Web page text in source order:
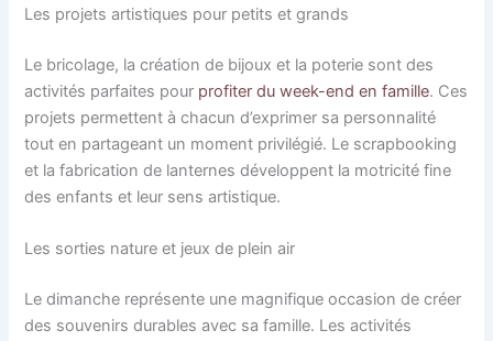
Les projets artistiques pour petits et grands
Le bricolage, la création de bijoux et la poterie sont des
activités parfaites pour profiter du week-end en famille. Ces
projets permettent à chacun d’exprimer sa personnalité
tout en partageant un moment privilégié. Le scrapbooking
et la fabrication de lanternes développent la motricité fine
des enfants et leur sens artistique.
Les sorties nature et jeux de plein air
Le dimanche représente une magnifique occasion de créer
des souvenirs durables avec sa famille. Les activités